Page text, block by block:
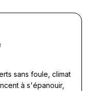
sans foule, climat
à s'épanouir,